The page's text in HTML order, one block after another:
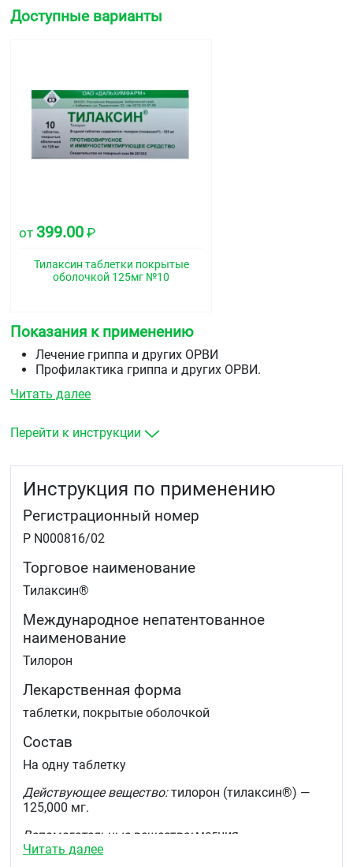
Доступные варианты
от 399.00 ₽
Тилаксин таблетки покрытые
оболочкой 125мг №10
Показания к применению
Лечение гриппа и других ОРВИ
Профилактика гриппа и других ОРВИ.
Читать далее
Перейти к инструкции
Инструкция по применению
Регистрационный номер
Р N000816/02
Торговое наименование
Тилаксин®
Международное непатентованное
наименование
Тилорон
Лекарственная форма
таблетки, покрытые оболочкой
Состав
На одну таблетку
Действующее вещество:тилорон (тилаксин®) —
125,000 мг.
Вспомогательные вещества:магния
гидроксикарбонат (магния карбонат основной) —
Читать далее